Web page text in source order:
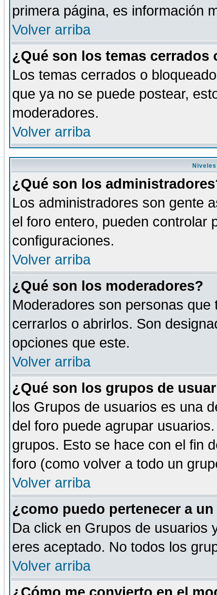
primera página, es información
Volver arriba
¿Qué son los temas cerrados
Los temas cerrados o
que ya no se puede postear,
moderadores.
Volver arriba
¿Qué son los
Los administradores son gente
el foro entero, pueden controlar
configuraciones.
Volver arriba
¿Qué son los moderadores?
Moderadores son personas
cerrarlos o abrirlos. Son
opciones que este.
Volver arriba
¿Qué son los grupos de
los Grupos de usuarios es una
del foro puede agrupar
grupos. Esto se hace con el fin
foro (como volver a todo un
Volver arriba
¿como puedo pertenecer a
Da click en Grupos de usuarios
eres aceptado. No todos los
Volver arriba